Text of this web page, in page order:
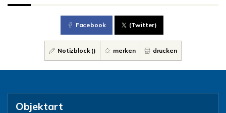
Facebook (Twitter)
Notizblock () merken drucken
Objektart